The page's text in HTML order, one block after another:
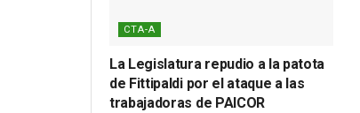
CTA-A
La Legislatura repudio a la patota
de Fittipaldi por el ataque a las
trabajadoras de PAICOR